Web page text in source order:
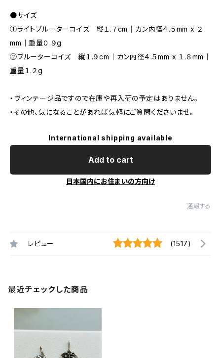
●サイズ
①ライトブルーターコイズ 縦１.７cm｜カン内径４.５mm x ２
mm｜重量０.９g
②ブルーターコイズ 縦１.９cm｜カン内径４.５mm x １.８mm｜
重量１.２g
・ヴィンテージ品ですので在庫や再入荷の予定はありません。
・その他、気になることがあれば気軽にご質問くださいませ。
International shipping available
Add to cart
日本国内にお住まいの方向け
通報する
レビュー (1517)
最近チェックした商品